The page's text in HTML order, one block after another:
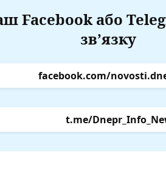
Facebook або
зв’язку
facebook.com/
t.me/